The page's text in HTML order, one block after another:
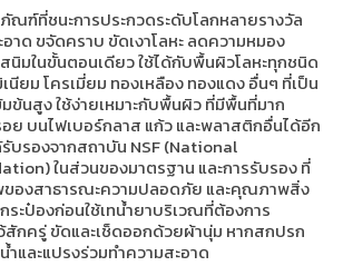
ฑ์ที่ชนะการประกวดระดับโลกหลายรางวัล
าด ขจัดคราบ ขัดเงาโลหะ ลดความหมอง
นิมในขั้นตอนเดียว ใช้ได้กับพื้นผิวโลหะทุกชนิด
นียม โครเมี่ยม ทองเหลือง ทองแดง อื่นๆ ที่เป็น
มข้นสูง ใช้ง่ายเหมาะกับพื้นผิว ที่มีพื้นที่มาก
ย บนไฟเบอร์กลาส แก้ว และพลาสติกอื่นได้อีก
รองจากสถาบัน NSF (National
ในส่วนของมาตรฐาน และการรับรอง ที่
องสาธารณะความปลอดภัย และคุณภาพสิ่ง
ระป๋องก่อนใช้เทน้ำยาบริเวณที่ต้องการ
สักครู่ ขัดและเช็ดออกด้วยผ้านุ่ม หากสกปรก
ำและแปรงร่วมทำความสะอาด